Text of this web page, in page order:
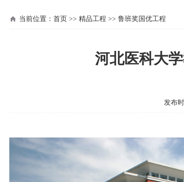
当前位置： 首页 >> 精品工程 >> 鲁班奖国优工程
河北医科大
发布